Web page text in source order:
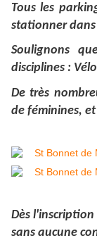
Tous les
stationner
Soulignons
disciplines :
De très
de féminines,
Dès
sans aucune